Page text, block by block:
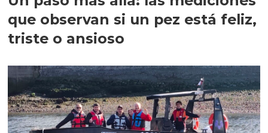
que observan si un pez está feliz,
triste o ansioso